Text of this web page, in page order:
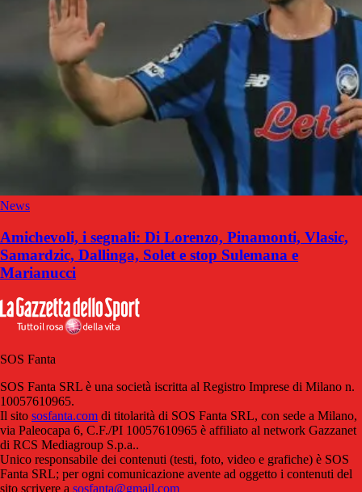
News
Amichevoli, i segnali: Di Lorenzo, Pinamonti, Vlasic,
Samardzic, Dallinga, Solet e stop Sulemana e
Marianucci
SOS Fanta
SOS Fanta SRL è una società iscritta al Registro Imprese di Milano n.
10057610965.
Il sito sosfanta.com di titolarità di SOS Fanta SRL, con sede a Milano,
via Paleocapa 6, C.F./PI 10057610965 è affiliato al network Gazzanet
di RCS Mediagroup S.p.a..
Unico responsabile dei contenuti (testi, foto, video e grafiche) è SOS
Fanta SRL; per ogni comunicazione avente ad oggetto i contenuti del
sito scrivere a sosfanta@gmail.com